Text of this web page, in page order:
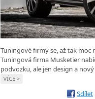
Tuningové firmy se, až tak moc
Tuningová firma Musketier
podvozku, ale jen design a
VÍCE >
Sdílet